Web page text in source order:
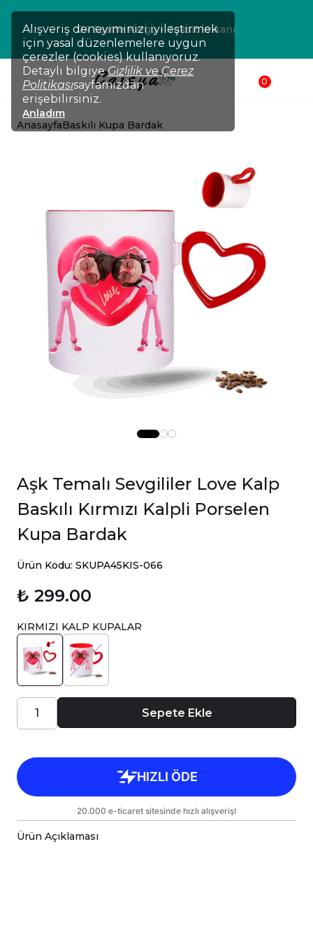
Alışveriş deneyiminizi iyileştirmek
için yasal düzenlemelere uygun
çerezler (cookies) kullanıyoruz.
Detaylı bilgiye Gizlilik ve Çerez
Politikasısayfamızdan
erişebilirsiniz.
Anladım
24 Saatte Kargo - Taksit İmkanı
0
AnasayfaBaskılı Kupa Bardak
Aşk Temalı Sevgililer Love Kalp
Baskılı Kırmızı Kalpli Porselen
Kupa Bardak
Ürün Kodu: SKUPA45KIS-066
₺ 299.00
KIRMIZI KALP KUPALAR
Sepete Ekle
Ürün Açıklaması